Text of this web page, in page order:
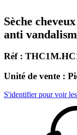
Sèche
anti
Réf :
Unité de vente :
S'identifier pour voir